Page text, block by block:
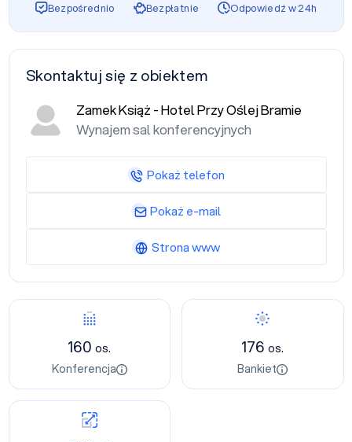
160os.
Konferencja
176os.
Bankiet
Bezpośrednio Bezpłatnie Odpowiedź w 24h
Skontaktuj się z obiektem
Zamek Książ - Hotel Przy Oślej Bramie
Wynajem sal konferencyjnych
Pokaż telefon
Pokaż e-mail
Strona www